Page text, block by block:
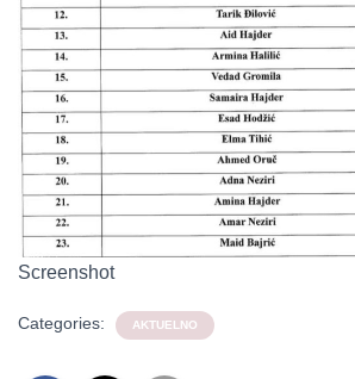
Screenshot
Categories: AKTUELNO